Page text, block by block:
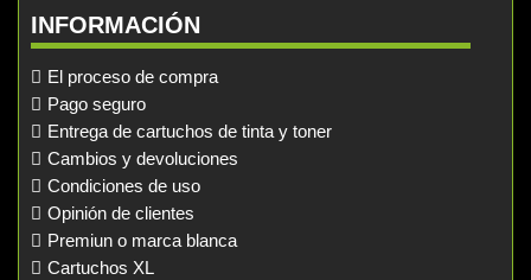
INFORMACIÓN
El proceso de compra
Pago seguro
Entrega de cartuchos de tinta y toner
Cambios y devoluciones
Condiciones de uso
Opinión de clientes
Premiun o marca blanca
Cartuchos XL